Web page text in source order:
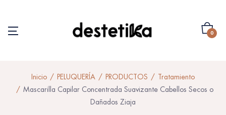
0
Inicio PELUQUERÍA PRODUCTOS
Tratamiento
Mascarilla Capilar Concentrada Suavizante Cabellos Secos o
Dañados Ziaja